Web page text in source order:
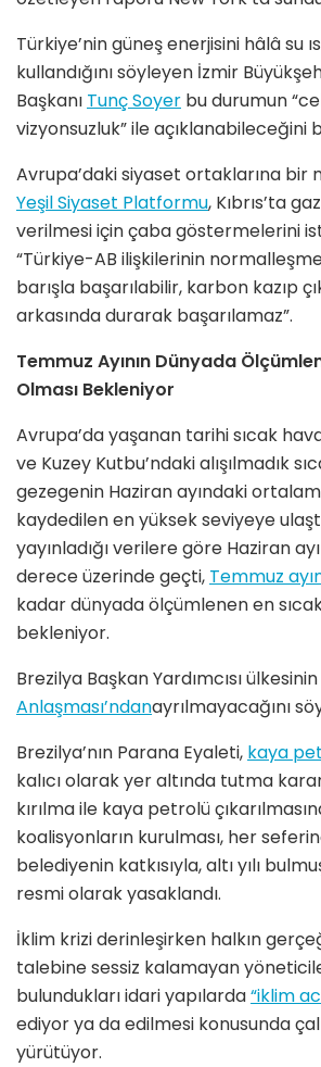
Türkiye’nin güneş enerjisini hâlâ su
kullandığını söyleyen İzmir
Başkanı Tunç Soyer bu durumun
vizyonsuzluk” ile açıklanabileceğini
Avrupa’daki siyaset ortaklarına bir
Yeşil Siyaset Platformu, Kıbrıs’ta
verilmesi için çaba göstermelerini
“Türkiye-AB ilişkilerinin
barışla başarılabilir, karbon kazıp
arkasında durarak başarılamaz”.
Temmuz Ayının Dünyada
Olması Bekleniyor
Avrupa’da yaşanan tarihi sıcak
ve Kuzey Kutbu’ndaki alışılmadık
gezegenin Haziran ayındaki
kaydedilen en yüksek seviyeye
yayınladığı verilere göre Haziran
derece üzerinde geçti, Temmuz
kadar dünyada ölçümlenen en
bekleniyor.
Brezilya Başkan Yardımcısı ülkesinin
Anlaşması’ndanayrılmayacağını
Brezilya’nın Parana Eyaleti, kaya
kalıcı olarak yer altında tutma
kırılma ile kaya petrolü
koalisyonların kurulması, her
belediyenin katkısıyla, altı yılı
resmi olarak yasaklandı.
İklim krizi derinleşirken halkın
talebine sessiz kalamayan
bulundukları idari yapılarda“iklim
ediyor ya da edilmesi konusunda
yürütüyor.